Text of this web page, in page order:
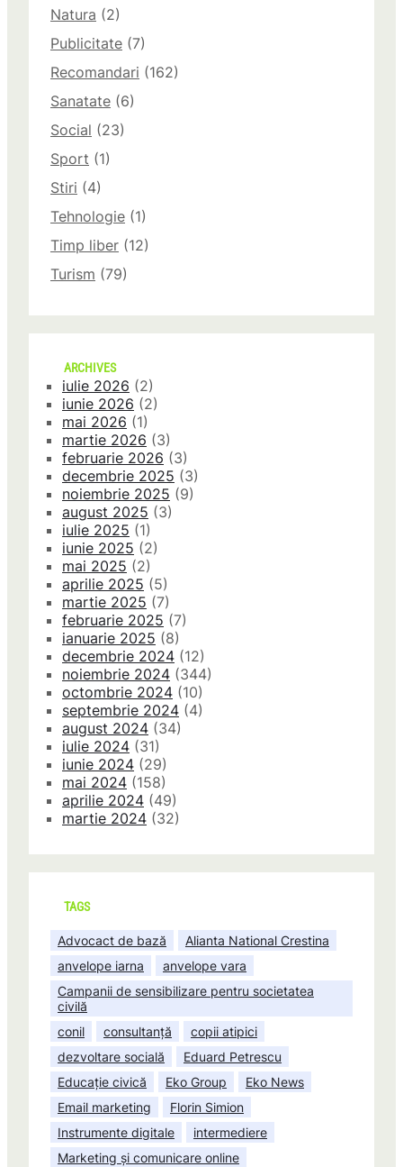
Natura (2)
Publicitate (7)
Recomandari (162)
Sanatate (6)
Social (23)
Sport (1)
Stiri (4)
Tehnologie (1)
Timp liber (12)
Turism (79)
ARCHIVES
iulie 2026 (2)
iunie 2026 (2)
mai 2026 (1)
martie 2026 (3)
februarie 2026 (3)
decembrie 2025 (3)
noiembrie 2025 (9)
august 2025 (3)
iulie 2025 (1)
iunie 2025 (2)
mai 2025 (2)
aprilie 2025 (5)
martie 2025 (7)
februarie 2025 (7)
ianuarie 2025 (8)
decembrie 2024 (12)
noiembrie 2024 (344)
octombrie 2024 (10)
septembrie 2024 (4)
august 2024 (34)
iulie 2024 (31)
iunie 2024 (29)
mai 2024 (158)
aprilie 2024 (49)
martie 2024 (32)
TAGS
Advocact de bază
Alianta National Crestina
anvelope iarna
anvelope vara
Campanii de sensibilizare pentru societatea
civilă
conil
consultanță
copii atipici
dezvoltare socială
Eduard Petrescu
Educație civică
Eko Group
Eko News
Email marketing
Florin Simion
Instrumente digitale
intermediere
Marketing și comunicare online